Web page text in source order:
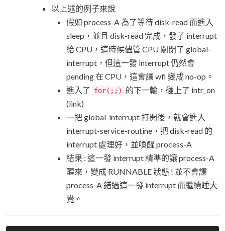
以上述的例子來說
假如 process-A 為了等待 disk-read 而進入
sleep，並且 disk-read 完成，發了 interrupt
給 CPU，這時候儘管 CPU 關閉了 global-
interrupt，但這一發 interrupt 仍然會
pending 在 CPU，這會讓 wfi 變成 no-op。
進入了
for(;;)
的下一輪，碰上了 intr_on
(link)
一把 global-interrupt 打開後，就會進入
interrupt-service-routine，把 disk-read 的
interrupt 處理好，並喚醒 process-A
結果 : 這一發 interrupt 精準的讓 process-A
醒來，變成 RUNNABLE 狀態 ! 並不會讓
process-A 錯過這一發 interrupt 而繼續睡大
覺。